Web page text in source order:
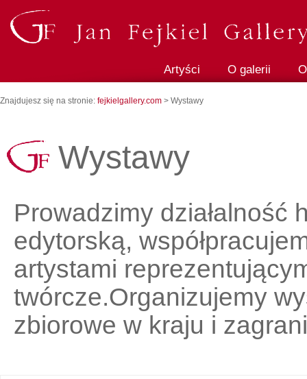
Artyści O galerii
Znajdujesz się na stronie: fejkielgallery.com > Wystawy
Wystawy
Prowadzimy działalność
edytorską,
artystami
twórcze.Organizujemy
zbiorowe w kraju i